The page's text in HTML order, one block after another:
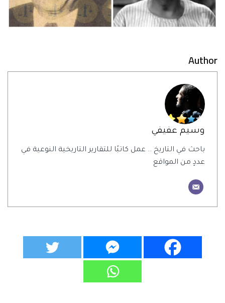
Author
وسيم عفيفي
باحث في التاريخ .. عمل كاتبًا للتقارير التاريخية النوعية في
عددٍ من المواقع